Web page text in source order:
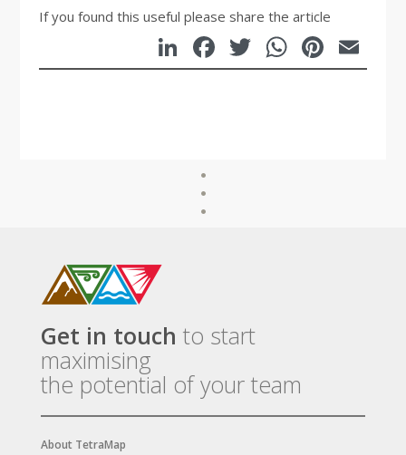
If you found this useful please share the article
LinkedIn
Facebook
Twitter
Get in touch to start
maximising
the potential of your team
About TetraMap